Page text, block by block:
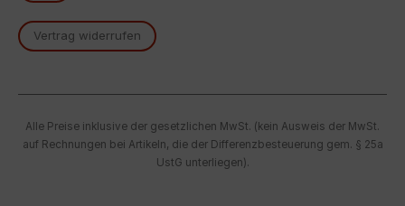
Vertrag widerrufen
Alle Preise inklusive der gesetzlichen MwSt. (kein Ausweis der MwSt.
auf Rechnungen bei Artikeln, die der Differenzbesteuerung gem. § 25a
UstG unterliegen).